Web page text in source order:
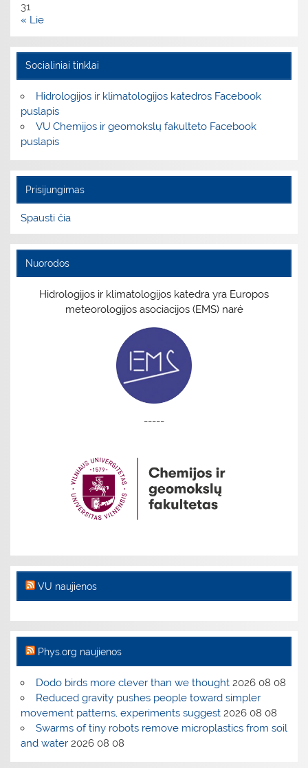
31
« Lie
Socialiniai tinklai
Hidrologijos ir klimatologijos katedros Facebook
puslapis
VU Chemijos ir geomokslų fakulteto Facebook
puslapis
Prisijungimas
Spausti čia
Nuorodos
Hidrologijos ir klimatologijos katedra yra Europos
meteorologijos asociacijos (EMS) narė
-----
VU naujienos
Phys.org naujienos
Dodo birds more clever than we thought 2026 08 08
Reduced gravity pushes people toward simpler
movement patterns, experiments suggest 2026 08 08
Swarms of tiny robots remove microplastics from soil
and water 2026 08 08